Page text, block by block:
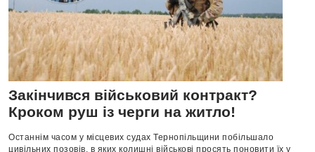
Закінчився військовий контракт?
Кроком руш із черги на житло!
Останнім часом у місцевих судах Тернопільщини побільшало
цивільних позовів, в яких колишні військові просять поновити їх у